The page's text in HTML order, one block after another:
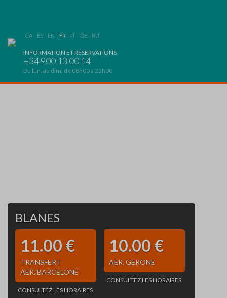
CA ES EN FR IT DE RU
INFORMATION ET RÉSERVATIONS
+34 900 13 00 14
Du lun. au dim. de 08h00 à 22h00
BLANES
11.00 €
TRANSFERT
AÉR. BARCELONE
CONSULTEZ LES HORAIRES
10.00 €
AÉR. GÉRONE
CONSULTEZ LES HORAIRES